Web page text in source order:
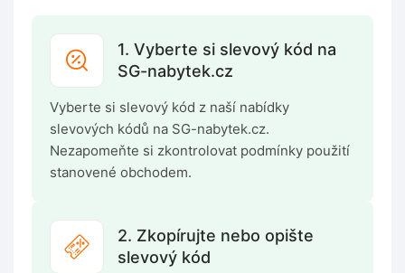
1. Vyberte si slevový kód na
SG-nabytek.cz
Vyberte si slevový kód z naší nabídky
slevových kódů na SG-nabytek.cz.
Nezapomeňte si zkontrolovat podmínky použití
stanovené obchodem.
2. Zkopírujte nebo opište
slevový kód